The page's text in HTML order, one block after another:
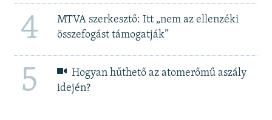
4
MTVA szerkesztő: Itt „nem az ellenzéki
összefogást támogatják”
5
Hogyan hűthető az atomerőmű aszály
idején?